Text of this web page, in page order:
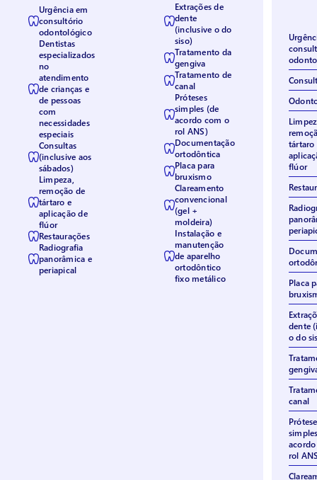
Urgência em
consultório
odontológico
Dentistas
especializados
no
atendimento
de crianças e
de pessoas
com
necessidades
especiais
Consultas
(inclusive aos
sábados)
Limpeza,
remoção de
tártaro e
aplicação de
flúor
Restaurações
Radiografia
panorâmica e
periapical
Extrações de
dente
(inclusive o do
siso)
Tratamento da
gengiva
Tratamento de
canal
Próteses
simples (de
acordo com o
rol ANS)
Documentação
ortodôntica
Placa para
bruxismo
Clareamento
convencional
(gel +
moldeira)
Instalação e
manutenção
de aparelho
ortodôntico
fixo metálico
tártaro
flúor
Placa
dente
o do
canal
rol